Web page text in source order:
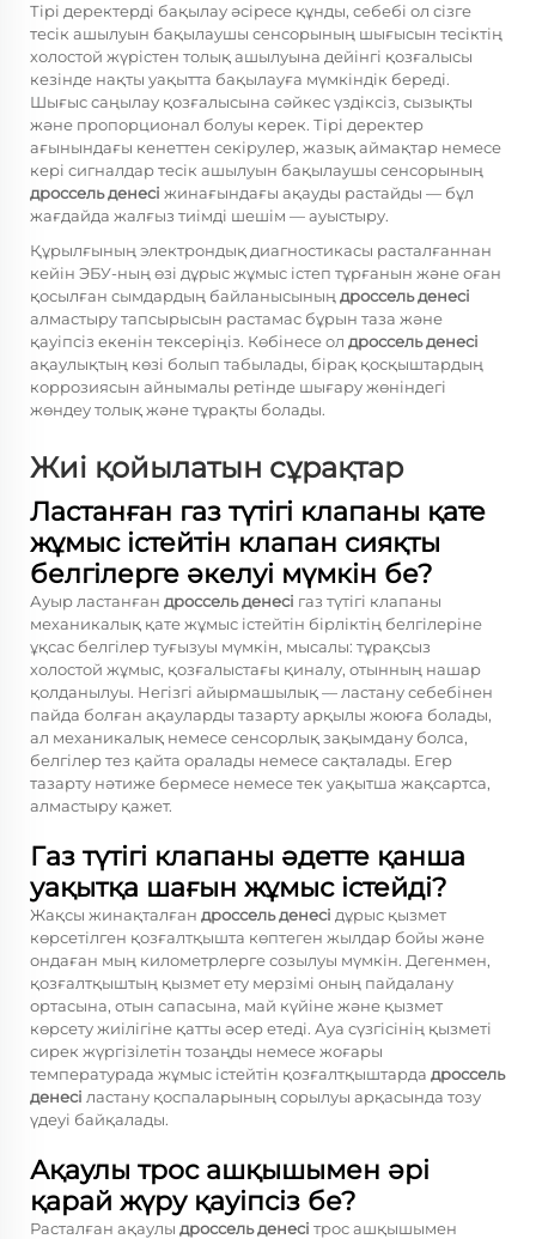
Тірі деректерді бақылау әсіресе құнды, себебі ол сізге
тесік ашылуын бақылаушы сенсорының шығысын тесіктің
холостой жүрістен толық ашылуына дейінгі қозғалысы
кезінде нақты уақытта бақылауға мүмкіндік береді.
Шығыс саңылау қозғалысына сәйкес үздіксіз, сызықты
және пропорционал болуы керек. Тірі деректер
ағынындағы кенеттен секірулер, жазық аймақтар немесе
кері сигналдар тесік ашылуын бақылаушы сенсорының
дроссель денесі жинағындағы ақауды растайды — бұл
жағдайда жалғыз тиімді шешім — ауыстыру.
Құрылғының электрондық диагностикасы расталғаннан
кейін ЭБУ-ның өзі дұрыс жұмыс істеп тұрғанын және оған
қосылған сымдардың байланысының дроссель денесі
алмастыру тапсырысын растамас бұрын таза және
қауіпсіз екенін тексеріңіз. Көбінесе ол дроссель денесі
ақаулықтың көзі болып табылады, бірақ қосқыштардың
коррозиясын айнымалы ретінде шығару жөніндегі
жөндеу толық және тұрақты болады.
Жиі қойылатын сұрақтар
Ластанған газ түтігі клапаны қате
жұмыс істейтін клапан сияқты
белгілерге әкелуі мүмкін бе?
Ауыр ластанған дроссель денесі газ түтігі клапаны
механикалық қате жұмыс істейтін бірліктің белгілеріне
ұқсас белгілер туғызуы мүмкін, мысалы: тұрақсыз
холостой жұмыс, қозғалыстағы қиналу, отынның нашар
қолданылуы. Негізгі айырмашылық — ластану себебінен
пайда болған ақауларды тазарту арқылы жоюға болады,
ал механикалық немесе сенсорлық зақымдану болса,
белгілер тез қайта оралады немесе сақталады. Егер
тазарту нәтиже бермесе немесе тек уақытша жақсартса,
алмастыру қажет.
Газ түтігі клапаны әдетте қанша
уақытқа шағын жұмыс істейді?
Жақсы жинақталған дроссель денесі дұрыс қызмет
көрсетілген қозғалтқышта көптеген жылдар бойы және
ондаған мың километрлерге созылуы мүмкін. Дегенмен,
қозғалтқыштың қызмет ету мерзімі оның пайдалану
ортасына, отын сапасына, май күйіне және қызмет
көрсету жиілігіне қатты әсер етеді. Ауа сүзгісінің қызметі
сирек жүргізілетін тозаңды немесе жоғары
температурада жұмыс істейтін қозғалтқыштарда дроссель
денесі ластану қоспаларының сорылуы арқасында тозу
үдеуі байқалады.
Ақаулы трос ашқышымен әрі
қарай жүру қауіпсіз бе?
Расталған ақаулы дроссель денесі трос ашқышымен